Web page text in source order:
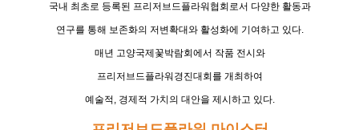
국내 최초로 등록된 프리저브드플라워협회로서 다양한 활동과
연구를 통해 보존화의 저변확대와 활성화에 기여하고 있다.
매년 고양국제꽃박람회에서 작품 전시와
프리저브드플라워경진대회를 개최하여
예술적 , 경제적 가치의 대안을 제시하고 있다.